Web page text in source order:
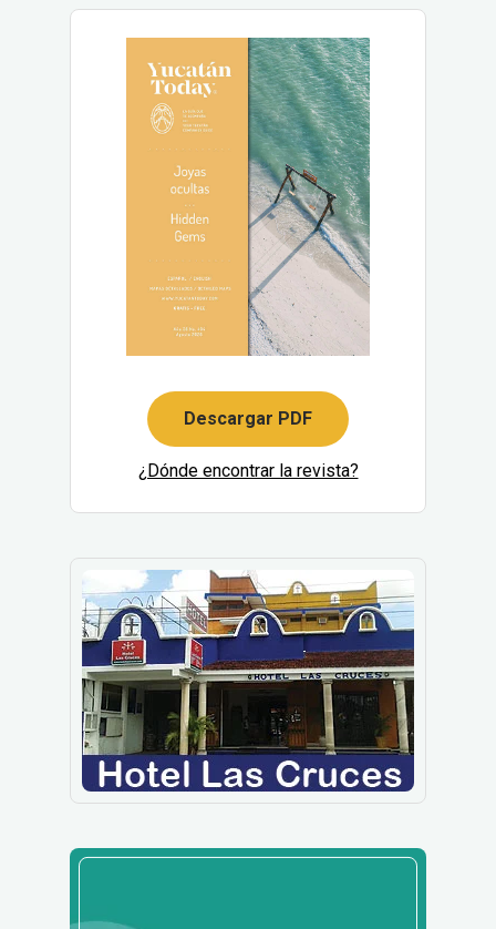
Descargar PDF
¿Dónde encontrar la revista?